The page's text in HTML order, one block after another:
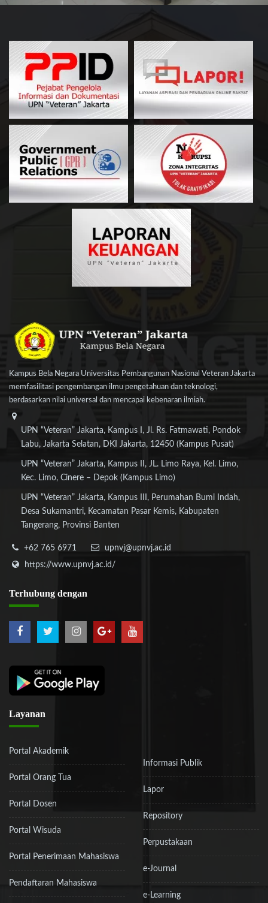
Kampus Bela Negara Universitas Pembangunan Nasional Veteran Jakarta
memfasilitasi pengembangan ilmu pengetahuan dan teknologi,
berdasarkan nilai universal dan mencapai kebenaran ilmiah.
UPN “Veteran” Jakarta, Kampus I, Jl. Rs. Fatmawati, Pondok
Labu, Jakarta Selatan, DKI Jakarta, 12450 (Kampus Pusat)
UPN “Veteran” Jakarta, Kampus II, JL. Limo Raya, Kel. Limo,
Kec. Limo, Cinere – Depok (Kampus Limo)
UPN “Veteran” Jakarta, Kampus III, Perumahan Bumi Indah,
Desa Sukamantri, Kecamatan Pasar Kemis, Kabupaten
Tangerang, Provinsi Banten
+62 765 6971
upnvj@upnvj.ac.id
https://www.upnvj.ac.id/
Terhubung dengan
Layanan
Portal Akademik
Portal Orang Tua
Portal Dosen
Portal Wisuda
Portal Penerimaan Mahasiswa
Pendaftaran Mahasiswa
Informasi Publik
Lapor
Repository
Perpustakaan
e-Journal
e-Learning